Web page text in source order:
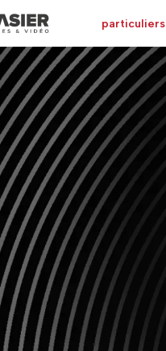
particuliers